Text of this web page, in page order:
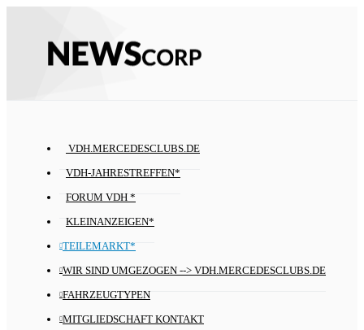
VDH.MERCEDESCLUBS.DE
VDH-JAHRESTREFFEN*
FORUM VDH *
KLEINANZEIGEN*
TEILEMARKT*
WIR SIND UMGEZOGEN --> VDH.MERCEDESCLUBS.DE
FAHRZEUGTYPEN
MITGLIEDSCHAFT KONTAKT